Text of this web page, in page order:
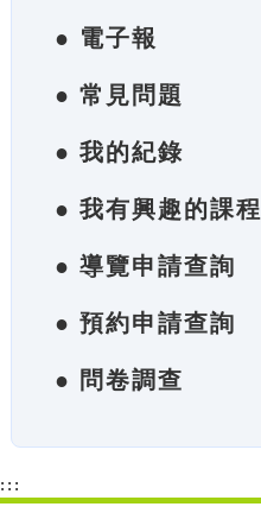
● 電子報
● 常見問題
● 我的紀錄
● 我有興趣的課程
● 導覽申請查詢
● 預約申請查詢
● 問卷調查
:::